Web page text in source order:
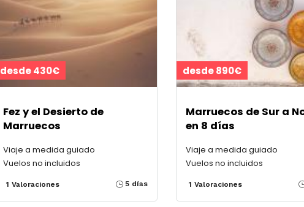
desde 430€
Fez y el Desierto de
Marruecos
Viaje a medida guiado
Vuelos no incluidos
1 Valoraciones 5 días
desde 890€
Marruecos de Sur a
en 8 días
Viaje a medida guiado
Vuelos no incluidos
1 Valoraciones